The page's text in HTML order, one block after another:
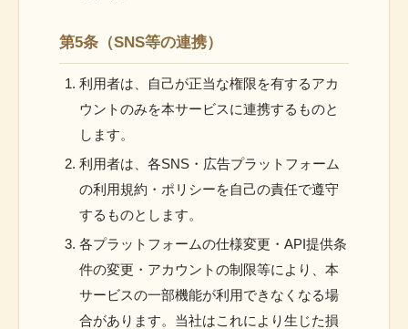
第5条（SNS等の連携）
利用者は、自己が正当な権限を有するアカ
ウントのみを本サービスに連携するものと
します。
利用者は、各SNS・広告プラットフォーム
の利用規約・ポリシーを自己の責任で遵守
するものとします。
各プラットフォームの仕様変更・API提供条
件の変更・アカウントの制限等により、本
サービスの一部機能が利用できなくなる場
合があります。当社はこれにより生じた損